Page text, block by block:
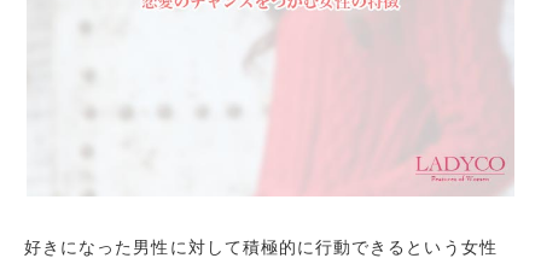
好きになった男性に対して積極的に行動できるという女性